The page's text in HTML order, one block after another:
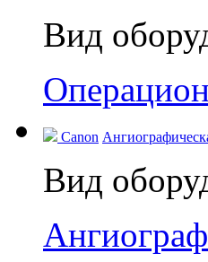
Вид
Canon
Вид